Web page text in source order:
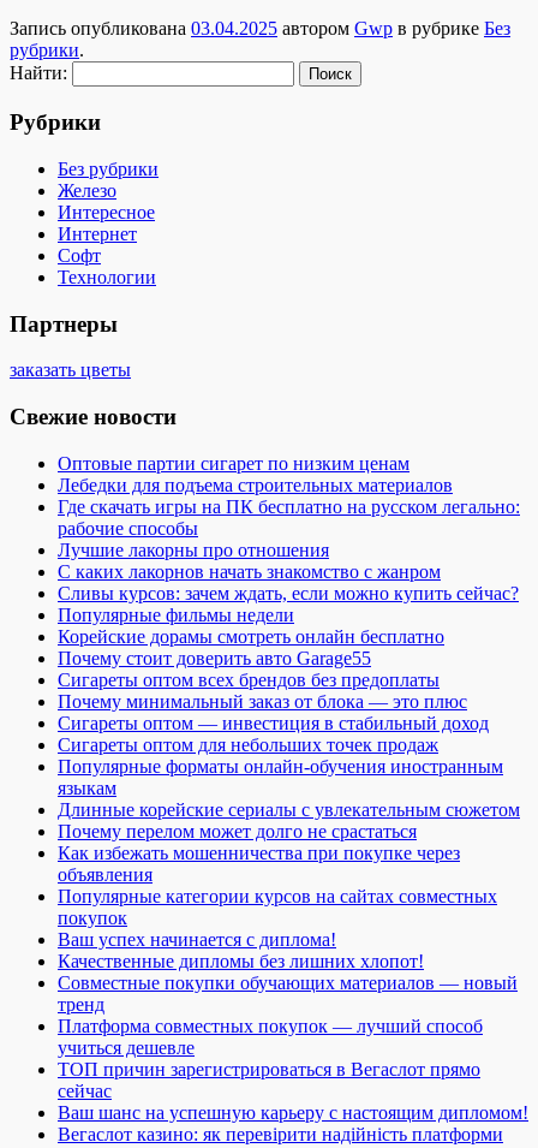
Запись опубликована 03.04.2025 автором Gwp в рубрике Без
рубрики.
Найти:
Рубрики
Без рубрики
Железо
Интересное
Интернет
Софт
Технологии
Партнеры
заказать цветы
Свежие новости
Оптовые партии сигарет по низким ценам
Лебедки для подъема строительных материалов
Где скачать игры на ПК бесплатно на русском легально:
рабочие способы
Лучшие лакорны про отношения
С каких лакорнов начать знакомство с жанром
Сливы курсов: зачем ждать, если можно купить сейчас?
Популярные фильмы недели
Корейские дорамы смотреть онлайн бесплатно
Почему стоит доверить авто Garage55
Сигареты оптом всех брендов без предоплаты
Почему минимальный заказ от блока — это плюс
Сигареты оптом — инвестиция в стабильный доход
Сигареты оптом для небольших точек продаж
Популярные форматы онлайн-обучения иностранным
языкам
Длинные корейские сериалы с увлекательным сюжетом
Почему перелом может долго не срастаться
Как избежать мошенничества при покупке через
объявления
Популярные категории курсов на сайтах совместных
покупок
Ваш успех начинается с диплома!
Качественные дипломы без лишних хлопот!
Совместные покупки обучающих материалов — новый
тренд
Платформа совместных покупок — лучший способ
учиться дешевле
ТОП причин зарегистрироваться в Вегаслот прямо
сейчас
Ваш шанс на успешную карьеру с настоящим дипломом!
Вегаслот казино: як перевірити надійність платформи